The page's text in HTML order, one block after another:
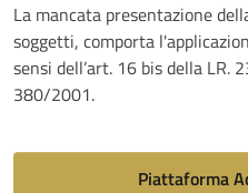
La mancata presentazione
soggetti, comporta
sensi dell’art. 16 bis della LR.
380/2001.
Piattaforma